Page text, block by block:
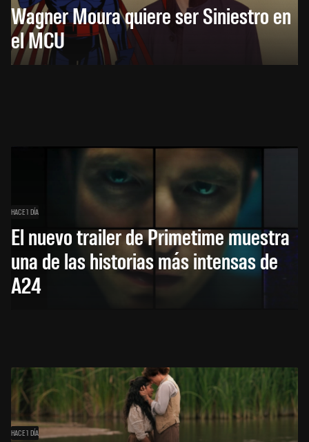
Wagner Moura quiere ser Siniestro en
el MCU
HACE 1 DÍA
El nuevo trailer de Primetime muestra
una de las historias más intensas de
A24
HACE 1 DÍA